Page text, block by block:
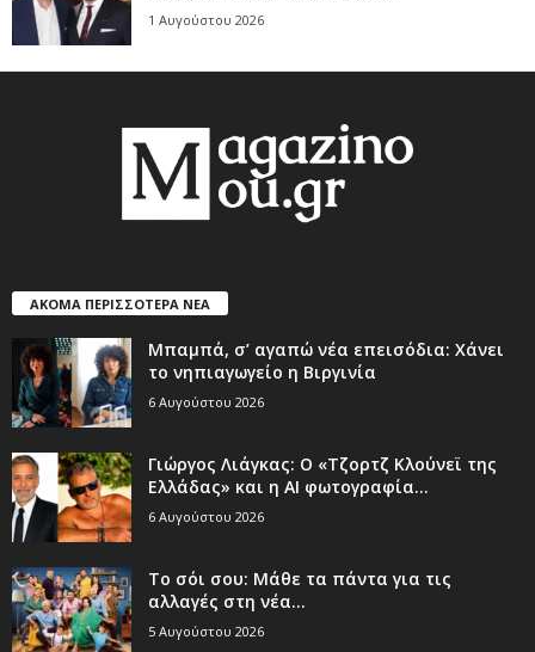
1 Αυγούστου 2026
ΑΚΟΜΑ ΠΕΡΙΣΣΟΤΕΡΑ ΝΕΑ
Μπαμπά, σ’ αγαπώ νέα επεισόδια: Χάνει
το νηπιαγωγείο η Βιργινία
6 Αυγούστου 2026
Γιώργος Λιάγκας: Ο «Τζορτζ Κλούνεϊ της
Ελλάδας» και η AI φωτογραφία...
6 Αυγούστου 2026
Το σόι σου: Μάθε τα πάντα για τις
αλλαγές στη νέα...
5 Αυγούστου 2026